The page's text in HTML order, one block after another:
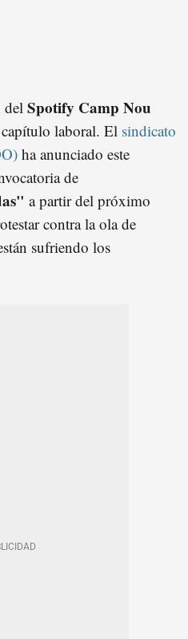
del Spotify Camp Nou
laboral. El sindicato
ha anunciado este
de
a partir del próximo
contra la ola de
sufriendo los